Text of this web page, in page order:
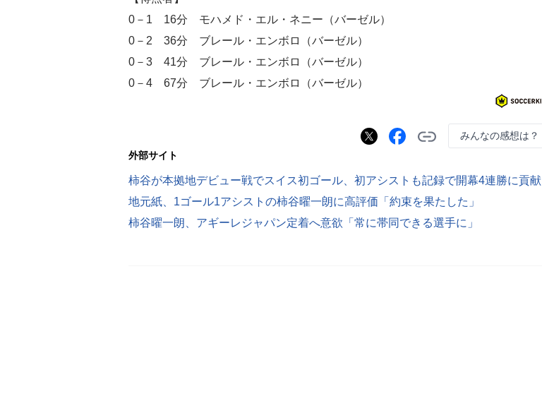
0－1 16分 モハメド・エル・ネニー（バーゼル）
0－2 36分 ブレール・エンボロ（バーゼル）
0－3 41分 ブレール・エンボロ（バーゼル）
0－4 67分 ブレール・エンボロ（バーゼル）
みんなの感想は？
外部サイト
柿谷が本拠地デビュー戦でスイス初ゴール、初アシストも記録で開幕4連勝に貢献
地元紙、1ゴール1アシストの柿谷曜一朗に高評価「約束を果たした」
柿谷曜一朗、アギーレジャパン定着へ意欲「常に帯同できる選手に」